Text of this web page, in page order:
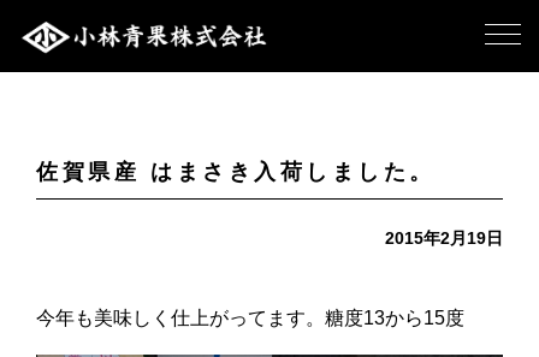
佐賀県産 はまさき入荷しました。
2015年2月19日
今年も美味しく仕上がってます。糖度13から15度